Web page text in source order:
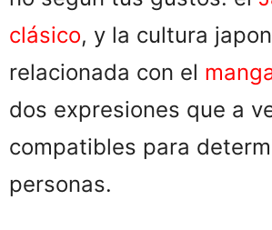
clásico, y la cultura
relacionada con el
dos expresiones que a
compatibles para
personas.